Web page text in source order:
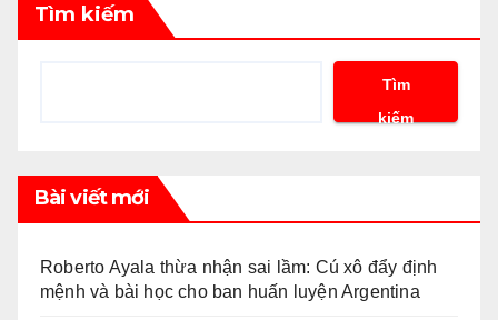
Tìm kiếm
Tìm
kiếm
Bài viết mới
Roberto Ayala thừa nhận sai lầm: Cú xô đẩy định
mệnh và bài học cho ban huấn luyện Argentina